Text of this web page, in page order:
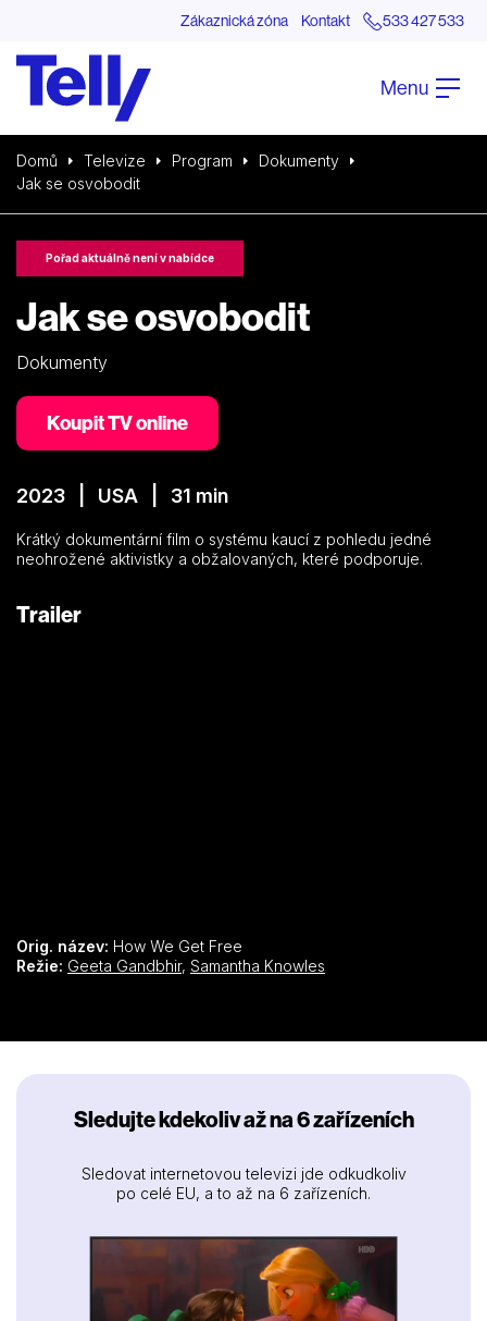
Zákaznická zóna Kontakt 533 427 533
Menu
Domů Televize Program
Dokumenty
Jak se osvobodit
Pořad aktuálně není v nabídce
Jak se osvobodit
Dokumenty
Koupit TV online
2023 | USA | 31 min
Krátký dokumentární film o systému kaucí z pohledu jedné
neohrožené aktivistky a obžalovaných, které podporuje.
Trailer
Orig. název: How We Get Free
Režie: Geeta Gandbhir, Samantha Knowles
Sledujte kdekoliv až na 6 zařízeních
Sledovat internetovou televizi jde odkudkoliv
po celé EU, a to až na 6 zařízeních.